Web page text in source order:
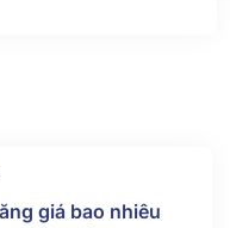
giá bao nhiêu